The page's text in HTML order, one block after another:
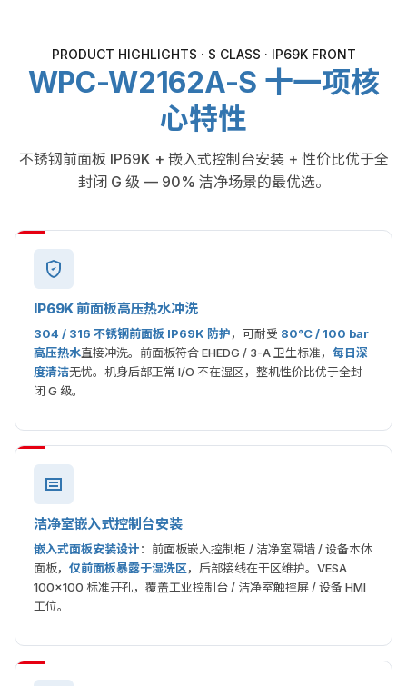
PRODUCT HIGHLIGHTS · S CLASS · IP69K FRONT
WPC-W2162A-S 十一项核
心特性
不锈钢前面板 IP69K + 嵌入式控制台安装 + 性价比优于全
封闭 G 级 — 90% 洁净场景的最优选。
IP69K 前面板高压热水冲洗
304 / 316 不锈钢前面板 IP69K 防护，可耐受 80°C / 100 bar
高压热水直接冲洗。前面板符合 EHEDG / 3-A 卫生标准， 每日深
度清洁无忧。机身后部正常 I/O 不在湿区，整机性价比优于全封
闭 G 级。
洁净室嵌入式控制台安装
嵌入式面板安装设计：前面板嵌入控制柜 / 洁净室隔墙 / 设备本体
面板， 仅前面板暴露于湿洗区，后部接线在干区维护。VESA
100×100 标准开孔，覆盖工业控制台 / 洁净室触控屏 / 设备 HMI
工位。